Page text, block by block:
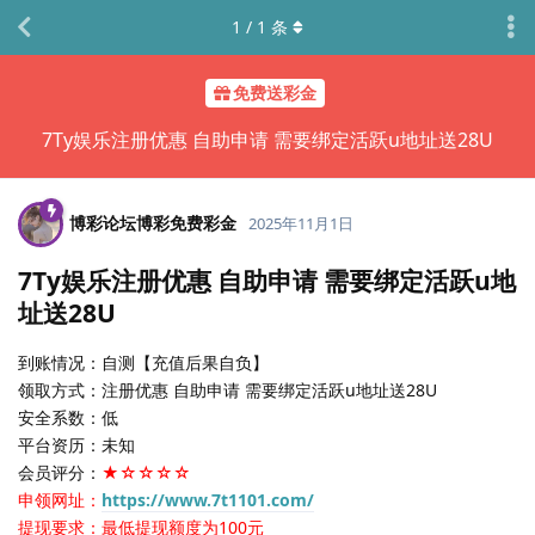
免费送彩金
7Ty娱乐注册优惠 自助申请 需要绑定活跃u地址送28U
1 / 1 条
博彩论坛博彩免费彩金 2025年11月1日
7Ty娱乐注册优惠 自助申请 需要绑定活跃u地
址送28U
到账情况：自测【充值后果自负】
领取方式：注册优惠 自助申请 需要绑定活跃u地址送28U
安全系数：低
平台资历：未知
会员评分： ★☆☆☆☆
申领网址： https://www.7t1101.com/
提现要求：最低提现额度为100元